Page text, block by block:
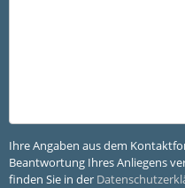
Ihre Angaben aus dem
Beantwortung Ihres Anliegens
finden Sie in der